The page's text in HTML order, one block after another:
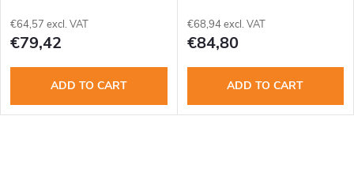
€64,57 excl. VAT
€79,42
ADD TO CART
€68,94 excl. VAT
€84,80
ADD TO CART